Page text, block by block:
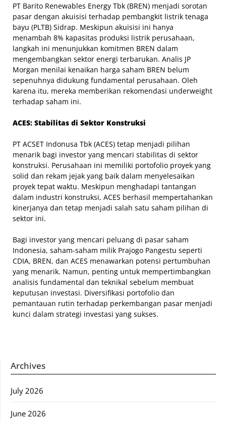
PT Barito Renewables Energy Tbk (BREN) menjadi sorotan
pasar dengan akuisisi terhadap pembangkit listrik tenaga
bayu (PLTB) Sidrap. Meskipun akuisisi ini hanya
menambah 8% kapasitas produksi listrik perusahaan,
langkah ini menunjukkan komitmen BREN dalam
mengembangkan sektor energi terbarukan. Analis JP
Morgan menilai kenaikan harga saham BREN belum
sepenuhnya didukung fundamental perusahaan. Oleh
karena itu, mereka memberikan rekomendasi underweight
terhadap saham ini.
ACES: Stabilitas di Sektor Konstruksi
PT ACSET Indonusa Tbk (ACES) tetap menjadi pilihan
menarik bagi investor yang mencari stabilitas di sektor
konstruksi. Perusahaan ini memiliki portofolio proyek yang
solid dan rekam jejak yang baik dalam menyelesaikan
proyek tepat waktu. Meskipun menghadapi tantangan
dalam industri konstruksi, ACES berhasil mempertahankan
kinerjanya dan tetap menjadi salah satu saham pilihan di
sektor ini.
Bagi investor yang mencari peluang di pasar saham
Indonesia, saham-saham milik Prajogo Pangestu seperti
CDIA, BREN, dan ACES menawarkan potensi pertumbuhan
yang menarik. Namun, penting untuk mempertimbangkan
analisis fundamental dan teknikal sebelum membuat
keputusan investasi. Diversifikasi portofolio dan
pemantauan rutin terhadap perkembangan pasar menjadi
kunci dalam strategi investasi yang sukses.
Archives
July 2026
June 2026